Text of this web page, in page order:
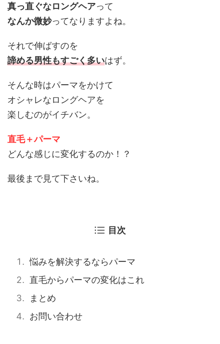
真っ直ぐなロングヘアって
なんか微妙ってなりますよね。
それで伸ばすのを
諦める男性もすごく多いはず。
そんな時はパーマをかけて
オシャレなロングヘアを
楽しむのがイチバン。
直毛＋パーマ
どんな感じに変化するのか！？
最後まで見て下さいね。
目次
悩みを解決するならパーマ
直毛からパーマの変化はこれ
まとめ
お問い合わせ